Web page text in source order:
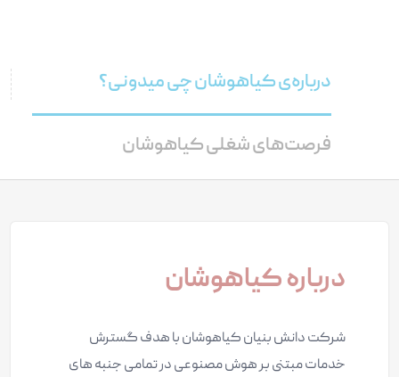
درباره‌ی کیاهوشان چی میدونی؟
فرصت‌های شغلی کیاهوشان
درباره کیاهوشان
شرکت دانش بنیان کیاهوشان با هدف گسترش
خدمات مبتنی بر هوش مصنوعی در تمامی جنبه های